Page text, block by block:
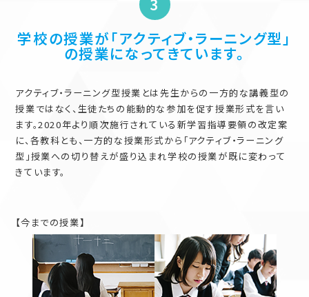
学校の授業が「アクティブ・ラーニング型」
の授業になってきています。
アクティブ・ラーニング型授業とは先生からの一方的な講義型の
授業ではなく、生徒たちの能動的な参加を促す授業形式を言い
ます。2020年より順次施行されている新学習指導要領の改定案
に、各教科とも、一方的な授業形式から「アクティブ・ラーニング
型」授業への切り替えが盛り込まれ学校の授業が既に変わって
きています。
【今までの授業】